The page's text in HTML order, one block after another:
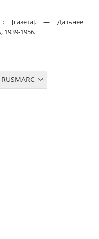
: [газета]. — Дальнее
,1939-1956.
RUSMARC